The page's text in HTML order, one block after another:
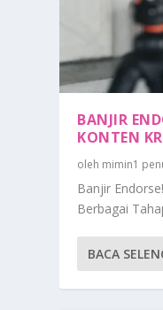
BANJIR
KONTEN
oleh mimin1
Banjir
Berbagai
BACA